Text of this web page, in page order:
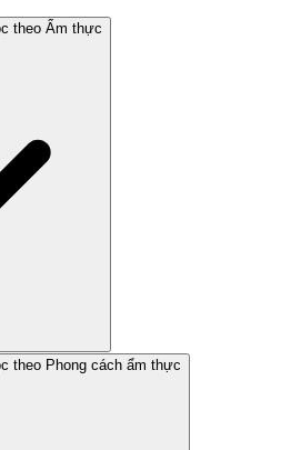
theo Ẩm thực
theo Phong cách ẩm thực